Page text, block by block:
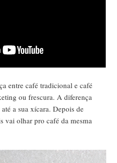
entre café tradicional e café
ou frescura. A diferença
a sua xícara. Depois de
vai olhar pro café da mesma